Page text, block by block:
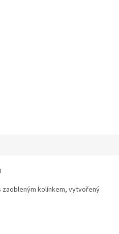
zaobleným kolínkem, vytvořený